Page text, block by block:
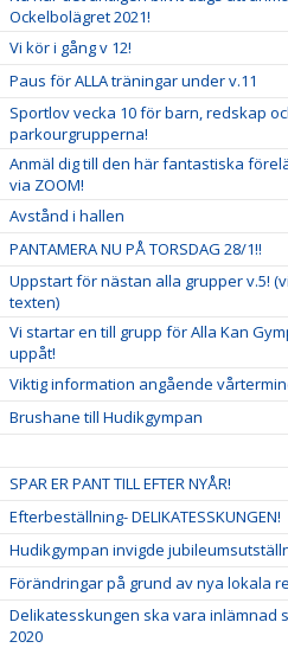
Ockelbolägret 2021!
Vi kör i gång v 12!
Paus för ALLA träningar under v.11
Sportlov vecka 10 för barn, redskap
parkourgrupperna!
Anmäl dig till den här fantastiska
via ZOOM!
Avstånd i hallen
PANTAMERA NU PÅ TORSDAG 28/1!!
Uppstart för nästan alla grupper v.5!
texten)
Vi startar en till grupp för Alla Kan
uppåt!
Viktig information angående
Brushane till Hudikgympan
SPAR ER PANT TILL EFTER NYÅR!
Efterbeställning- DELIKATESSKUNGEN!
Hudikgympan invigde
Förändringar på grund av nya lokala
Delikatesskungen ska vara inlämnad
2020